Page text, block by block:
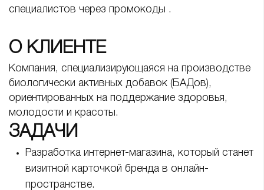
специалистов через промокоды .
О КЛИЕНТЕ
Компания, специализирующаяся на производстве
биологически активных добавок (БАДов),
ориентированных на поддержание здоровья,
молодости и красоты.
ЗАДАЧИ
Разработка интернет-магазина, который станет
визитной карточкой бренда в онлайн-
пространстве.